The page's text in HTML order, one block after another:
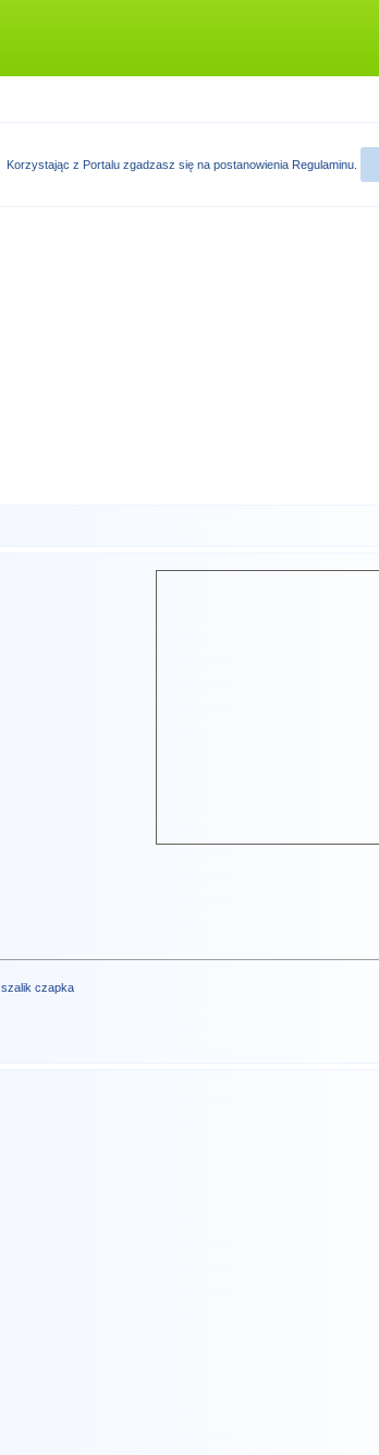
Korzystając z Portalu zgadzasz się na postanowienia Regulaminu
szalik czapka